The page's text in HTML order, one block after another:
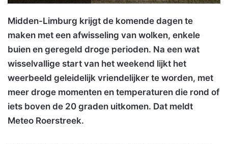
Midden-Limburg krijgt de komende dagen te
maken met een afwisseling van wolken, enkele
buien en geregeld droge perioden. Na een wat
wisselvallige start van het weekend lijkt het
weerbeeld geleidelijk vriendelijker te worden, met
meer droge momenten en temperaturen die rond of
iets boven de 20 graden uitkomen. Dat meldt
Meteo Roerstreek.